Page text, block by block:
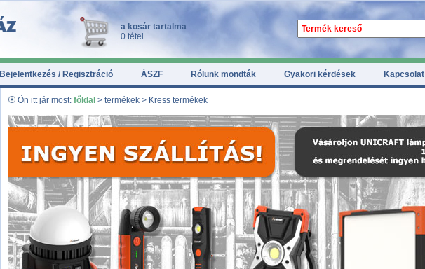
a kosár tartalma:
0 tétel
Bejelentkezés / Regisztráció ÁSZF Rólunk mondták Gyakori kérdések Kapcsolat
Ön itt jár most: főldal > termékek > Kress termékek